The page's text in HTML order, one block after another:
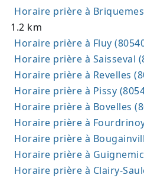
Horaire prière à
1.2 km
Horaire prière à Fluy
Horaire prière à Saisseval
Horaire prière à Revelles
Horaire prière à Pissy
Horaire prière à Bovelles
Horaire prière à
Horaire prière à
Horaire prière à
Horaire prière à Clairy-